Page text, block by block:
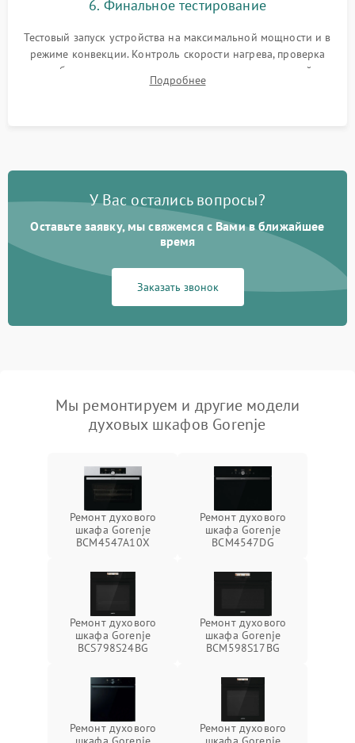
6. Финальное тестирование
Тестовый запуск устройства на максимальной мощности и в
режиме конвекции. Контроль скорости нагрева, проверка
срабатывания термостата при достижении заданной
температуры и тест на отсутствие утечек тока.
Подробнее
У Вас остались вопросы?
Оставьте заявку, мы свяжемся с Вами в ближайшее
время
Заказать звонок
Мы ремонтируем и другие модели
духовых шкафов Gorenje
Ремонт духового
шкафа Gorenje
BCM4547A10X
Ремонт духового
шкафа Gorenje
BCM4547DG
Ремонт духового
шкафа Gorenje
BCS798S24BG
Ремонт духового
шкафа Gorenje
BCM598S17BG
Ремонт духового
Ремонт духового